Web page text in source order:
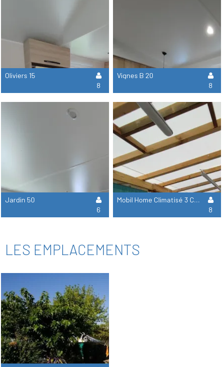
Oliviers 15
8
Vignes B 20
8
Jardin 50
6
Mobil Home Climatisé 3 Chambres , 40 M Carrés
8
LES EMPLACEMENTS